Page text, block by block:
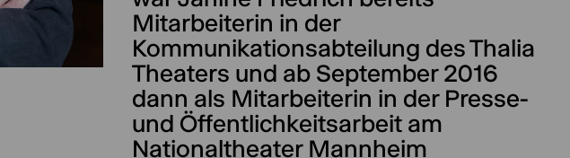
Mitarbeiterin in der
Kommunikationsabteilung des Thalia
Theaters und ab September 2016
dann als Mitarbeiterin in der Presse-
und Öffentlichkeitsarbeit am
Nationaltheater Mannheim